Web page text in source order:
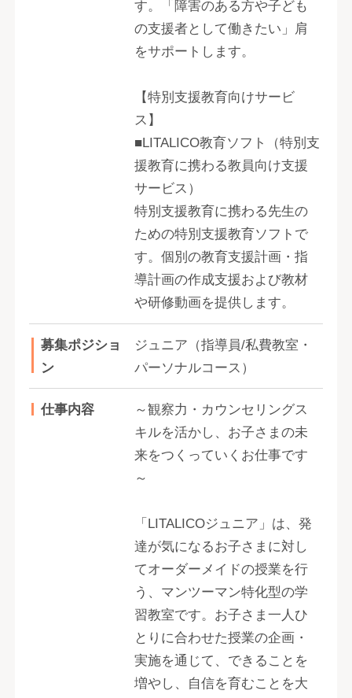
す。「障害のある方や子ども
の支援者として働きたい」肩
をサポートします。
【特別支援教育向けサービ
ス】
■LITALICO教育ソフト（特別支
援教育に携わる教員向け支援
サービス）
特別支援教育に携わる先生の
ための特別支援教育ソフトで
す。個別の教育支援計画・指
導計画の作成支援および教材
や研修動画を提供します。
募集ポジショ
ン
ジュニア（指導員/私費教室・
パーソナルコース）
仕事内容
～観察力・カウンセリングス
キルを活かし、お子さまの未
来をつくっていくお仕事です
～
「LITALICOジュニア」は、発
達が気になるお子さまに対し
てオーダーメイドの授業を行
う、マンツーマン特化型の学
習教室です。お子さま一人ひ
とりに合わせた授業の企画・
実施を通じて、できることを
増やし、自信を育むことを大